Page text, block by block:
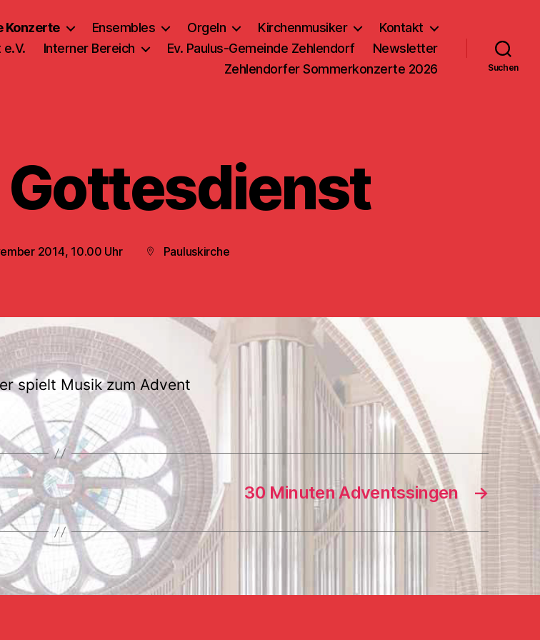
Konzerte Ensembles Orgeln Kirchenmusiker
Kontakt
Interner Bereich Ev. Paulus-Gemeinde Zehlendorf
Newsletter
Zehlendorfer Sommerkonzerte 2026
Suchen
2014, 10.00 Uhr Beitragsort
Pauluskirche
spielt Musik zum Advent
→
30 Minuten Adventssingen